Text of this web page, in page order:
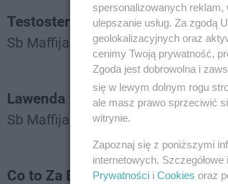
Testosteronowy Don
Sb Maffija
Solar KęKę Białas
Lawenda
Sb Maffija
White 2115
Co to Za Bluza Lanek?
spersonalizowanych reklam,
ulepszanie usług. Za zgodą
geolokalizacyjnych oraz
cenimy Twoją prywatność,
Zgoda jest dobrowolna i
się w lewym dolnym rogu
ale masz prawo sprzeciwić
witrynie.
Zapoznaj się z poniższymi
internetowych.
Prywatności i Cookies oraz